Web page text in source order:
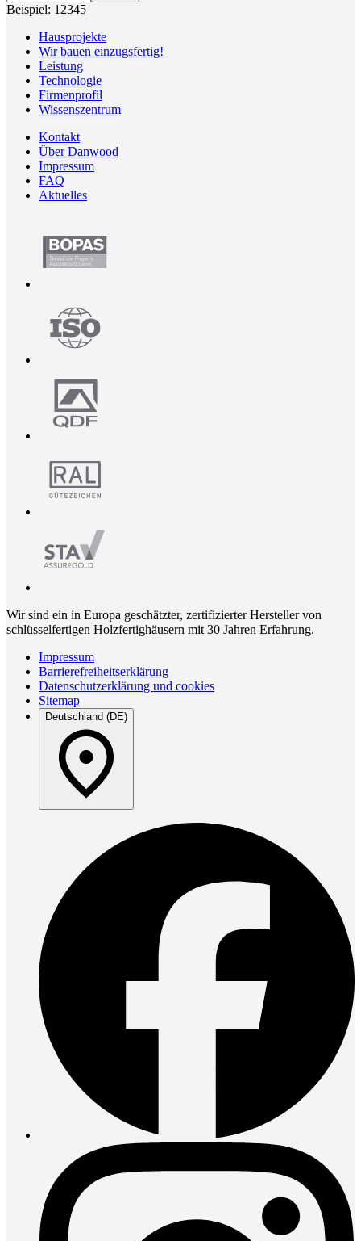
Beispiel: 12345
Hausprojekte
Wir bauen einzugsfertig!
Leistung
Technologie
Firmenprofil
Wissenszentrum
Kontakt
Über Danwood
Impressum
FAQ
Aktuelles
Wir sind ein in Europa geschätzter, zertifizierter Hersteller von
schlüsselfertigen Holzfertighäusern mit 30 Jahren Erfahrung.
Impressum
Barrierefreiheitserklärung
Datenschutzerklärung und cookies
Sitemap
Deutschland (DE)